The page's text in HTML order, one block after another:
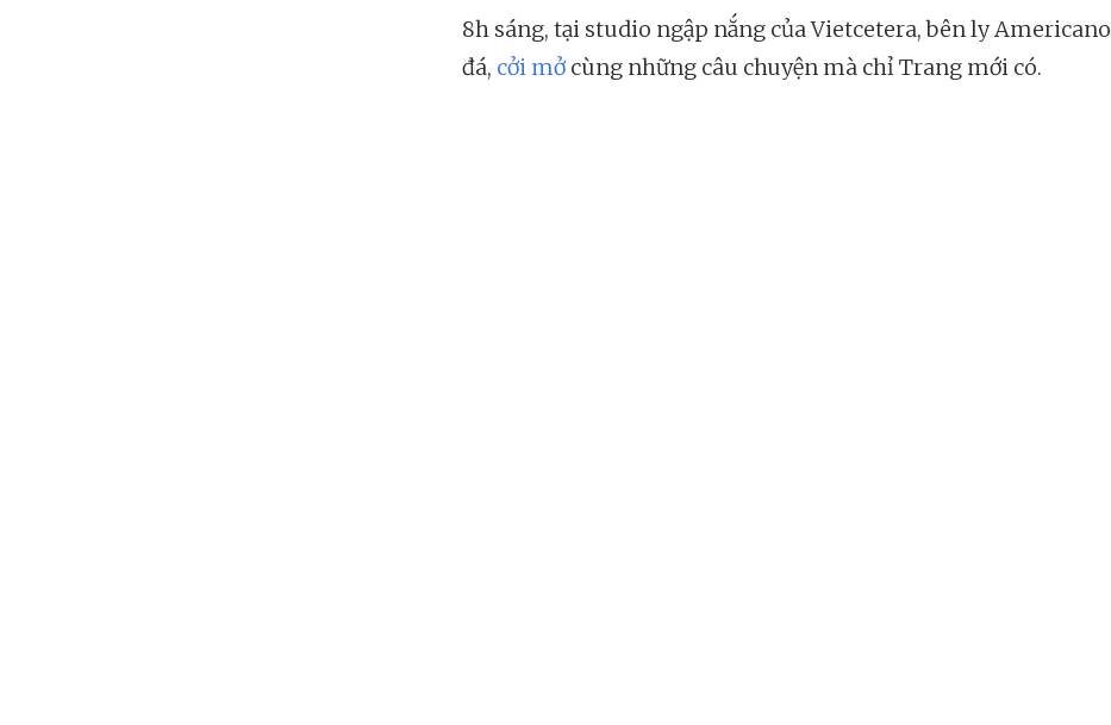
8h sáng, tại studio ngập nắng của Vietcetera, bên ly Americano
đá, cởi mở cùng những câu chuyện mà chỉ Trang mới có.